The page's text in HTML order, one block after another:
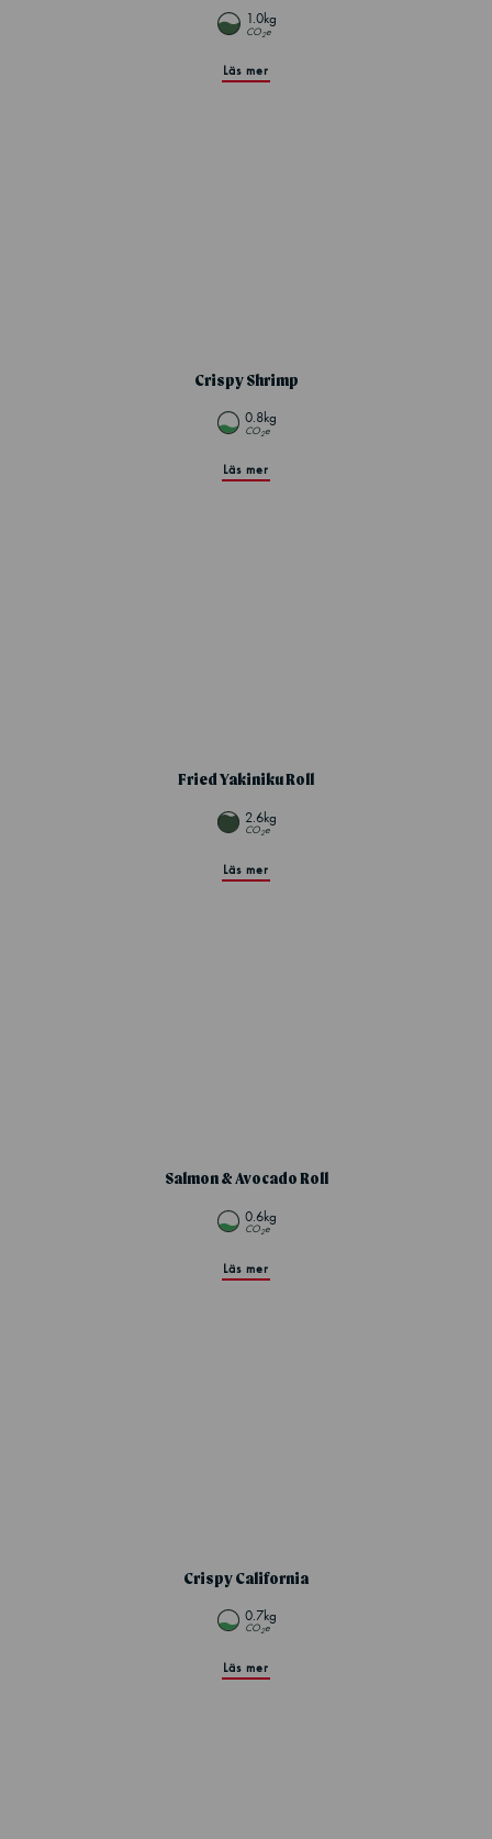
1.0kg
CO2e
Läs mer
Crispy Shrimp
0.8kg
CO2e
Läs mer
Fried Yakiniku Roll
2.6kg
CO2e
Läs mer
Salmon & Avocado Roll
0.6kg
CO2e
Läs mer
Crispy California
0.7kg
CO2e
Läs mer